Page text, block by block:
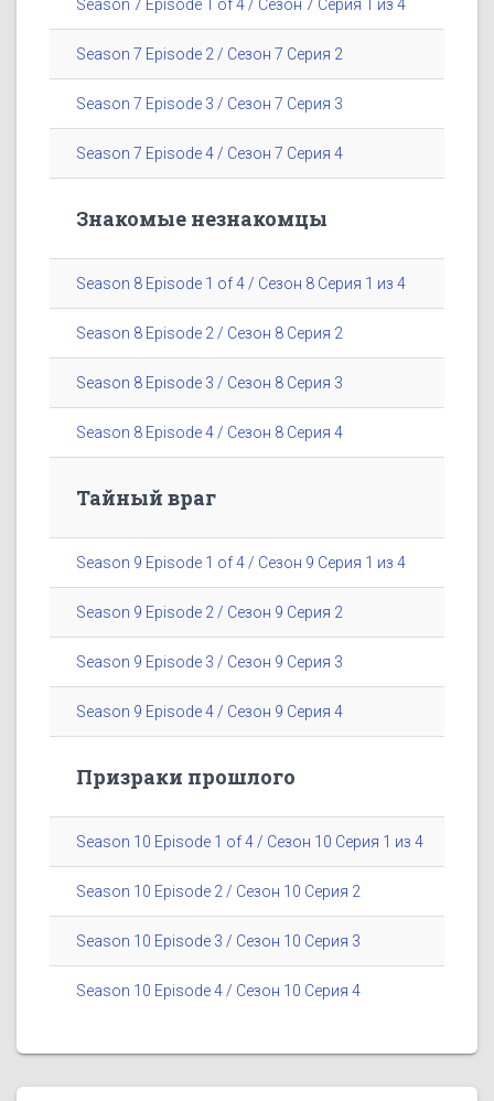
Season 7 Episode 1 of 4 / Сезон 7 Серия 1 из 4
Season 7 Episode 2 / Сезон 7 Серия 2
Season 7 Episode 3 / Сезон 7 Серия 3
Season 7 Episode 4 / Сезон 7 Серия 4
Знакомые незнакомцы
Season 8 Episode 1 of 4 / Сезон 8 Серия 1 из 4
Season 8 Episode 2 / Сезон 8 Серия 2
Season 8 Episode 3 / Сезон 8 Серия 3
Season 8 Episode 4 / Сезон 8 Серия 4
Тайный враг
Season 9 Episode 1 of 4 / Сезон 9 Серия 1 из 4
Season 9 Episode 2 / Сезон 9 Серия 2
Season 9 Episode 3 / Сезон 9 Серия 3
Season 9 Episode 4 / Сезон 9 Серия 4
Призраки прошлого
Season 10 Episode 1 of 4 / Сезон 10 Серия 1 из 4
Season 10 Episode 2 / Сезон 10 Серия 2
Season 10 Episode 3 / Сезон 10 Серия 3
Season 10 Episode 4 / Сезон 10 Серия 4